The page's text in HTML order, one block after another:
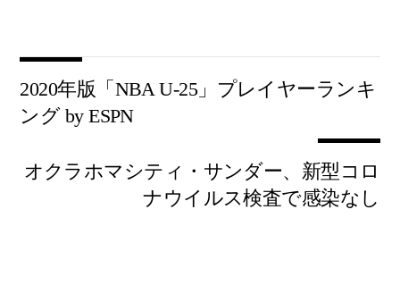
2020年版「NBA U-25」プレイヤーランキ
ング by ESPN
オクラホマシティ・サンダー、新型コロ
ナウイルス検査で感染なし